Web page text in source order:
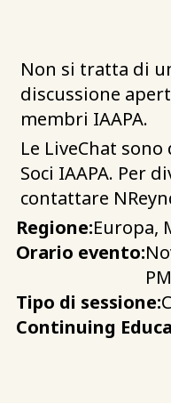
Non si tratta di
discussione
membri IAAPA.
Le LiveChat
Soci IAAPA. Per
contattare
Regione:Europa,
Orario evento:
Tipo di sessione:
Continuing